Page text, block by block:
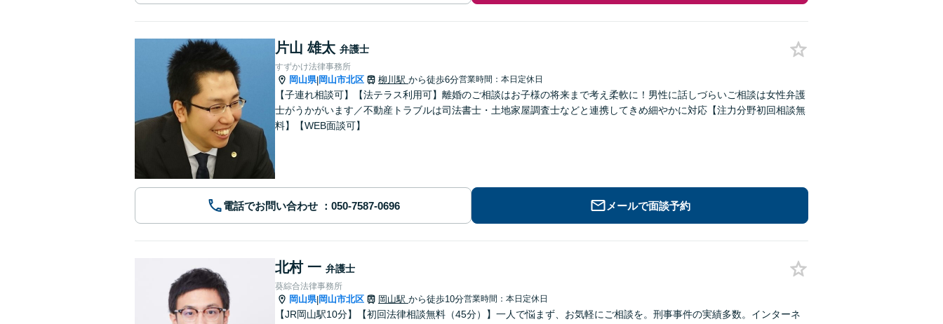
片山 雄太 弁護士
すずかけ法律事務所
岡山県|岡山市北区 柳川駅 から徒歩6分営業時間：本日定休日
【子連れ相談可】【法テラス利用可】離婚のご相談はお子様の将来まで考え柔軟に！男性に話しづらいご相談は女性弁護
士がうかがいます／不動産トラブルは司法書士・土地家屋調査士などと連携してきめ細やかに対応【注力分野初回相談無
料】【WEB面談可】
電話でお問い合わせ メールで面談予約
北村 一 弁護士
葵綜合法律事務所
岡山県|岡山市北区 岡山駅 から徒歩10分営業時間：本日定休日
【JR岡山駅10分】【初回法律相談無料（45分）】一人で悩まず、お気軽にご相談を。刑事事件の実績多数。インターネ